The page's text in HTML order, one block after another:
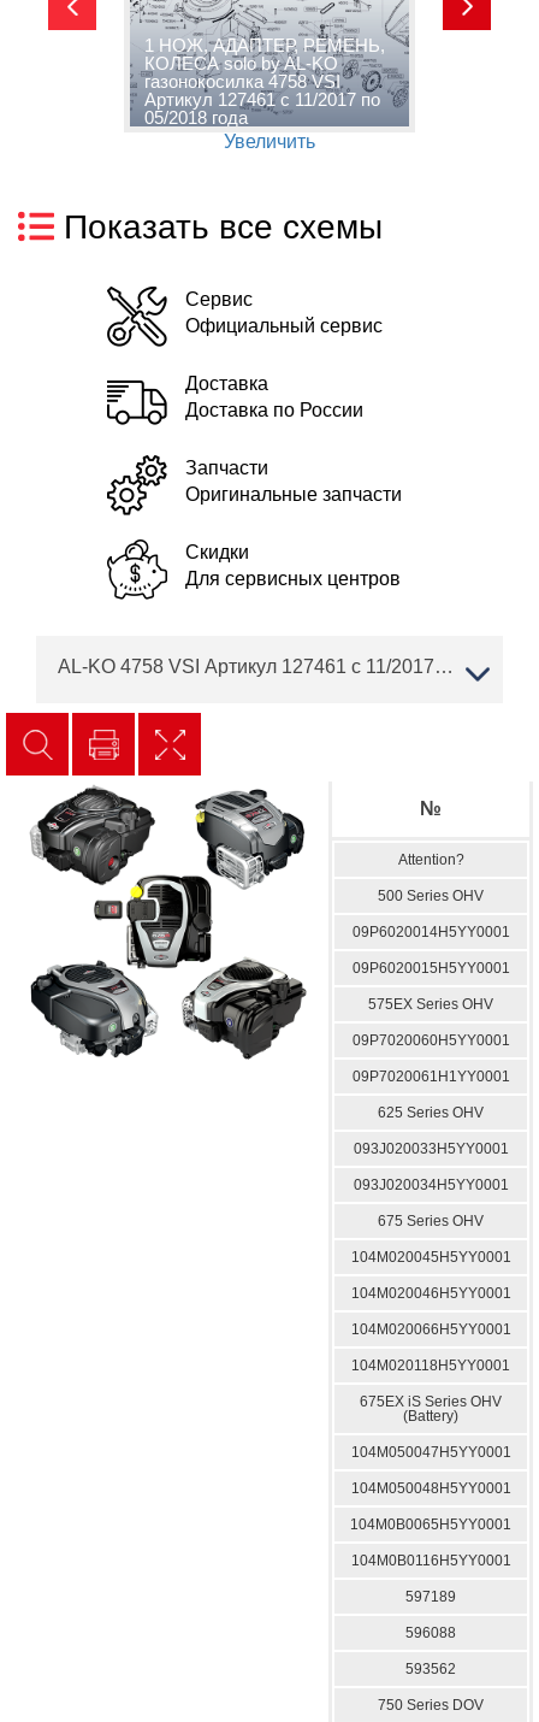
1 НОЖ, АДАПТЕР, РЕМЕНЬ,
КОЛЕСА solo by AL-KO
газонокосилка 4758 VSI
Артикул 127461 с 11/2017 по
05/2018 года
Увеличить
Показать все схемы
Сервис
Официальный сервис
Доставка
Доставка по России
Запчасти
Оригинальные запчасти
Скидки
Для сервисных центров
AL-KO 4758 VSI Артикул 127461 с 11/2017 по 05/2018 года Сервисные двигатели BRIGGS & STRATTON
№
Attention?
500 Series OHV
09P6020014H5YY0001
09P6020015H5YY0001
575EX Series OHV
09P7020060H5YY0001
09P7020061H1YY0001
625 Series OHV
093J020033H5YY0001
093J020034H5YY0001
675 Series OHV
104M020045H5YY0001
104M020046H5YY0001
104M020066H5YY0001
104M020118H5YY0001
675EX iS Series OHV
(Battery)
104M050047H5YY0001
104M050048H5YY0001
104M0B0065H5YY0001
104M0B0116H5YY0001
597189
596088
593562
750 Series DOV